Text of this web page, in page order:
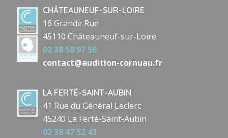
CHÂTEAUNEUF-SUR-LOIRE
16 Grande Rue
45110 Châteauneuf-sur-Loire
02 38 58 97 56
contact@audition-cornuau.fr
LA FERTÉ-SAINT-AUBIN
41 Rue du Général Leclerc
45240 La Ferté-Saint-Aubin
02 38 47 52 43